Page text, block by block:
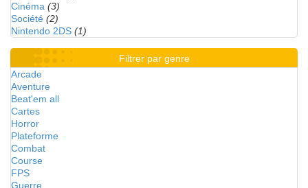
Cinéma (3)
Société (2)
Nintendo 2DS (1)
Filtrer par genre
Arcade
Aventure
Beat'em all
Cartes
Horror
Plateforme
Combat
Course
FPS
Guerre